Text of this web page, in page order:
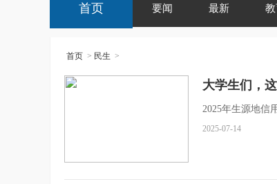
首页 要闻 最新
首页 > 民生 >
大学生们，
2025年生源地信
2025-07-14